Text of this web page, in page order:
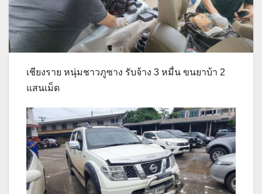
เชียงราย หนุ่มชาวภูซาง รับจ้าง 3 หมื่น ขนยาบ้า 2
แสนเม็ด